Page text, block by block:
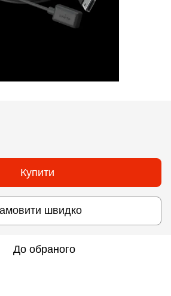
Купити
швидко
До обраного